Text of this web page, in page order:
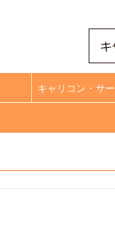
キャリコン・サー